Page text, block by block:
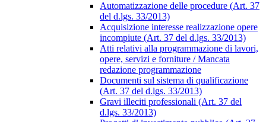
Automatizzazione delle procedure (Art. 37
del d.lgs. 33/2013)
Acquisizione interesse realizzazione opere
incompiute (Art. 37 del d.lgs. 33/2013)
Atti relativi alla programmazione di lavori,
opere, servizi e forniture / Mancata
redazione programmazione
Documenti sul sistema di qualificazione
(Art. 37 del d.lgs. 33/2013)
Gravi illeciti professionali (Art. 37 del
d.lgs. 33/2013)